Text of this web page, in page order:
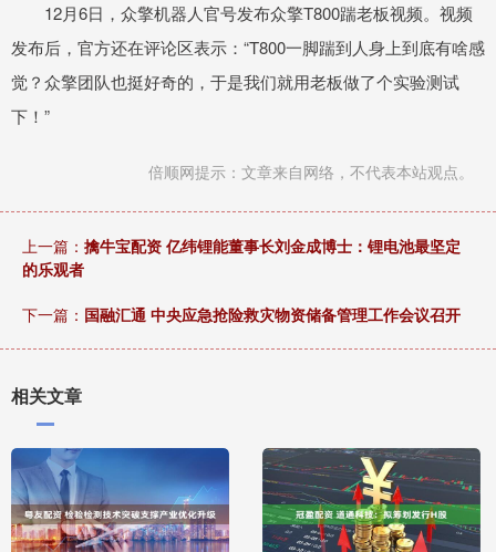
12月6日，众擎机器人官号发布众擎T800踹老板视频。视频
发布后，官方还在评论区表示：“T800一脚踹到人身上到底有啥感
觉？众擎团队也挺好奇的，于是我们就用老板做了个实验测试
下！”
倍顺网提示：文章来自网络，不代表本站观点。
上一篇： 擒牛宝配资 亿纬锂能董事长刘金成博士：锂电池最坚定
的乐观者
下一篇： 国融汇通 中央应急抢险救灾物资储备管理工作会议召开
相关文章